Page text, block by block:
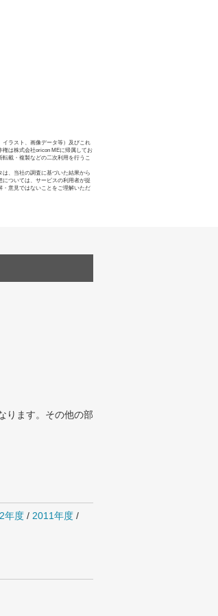
イラスト、画像データ等）及びこれ
は株式会社oricon MEに帰属してお
載・複製などの二次利用を行うこ
、当社の調査に基づいた結果から
については、サービスの利用者が提
・意見ではないことをご理解いただ
ります。その他の部
年度 / 2011年度 /